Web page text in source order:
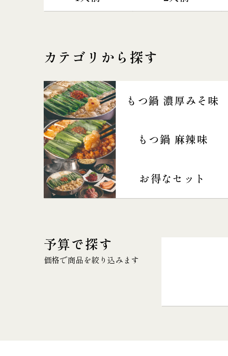
カテゴリから探す
もつ鍋 濃厚みそ味
もつ鍋 麻辣味
お得なセット
予算で探す
価格で商品を絞り込みます